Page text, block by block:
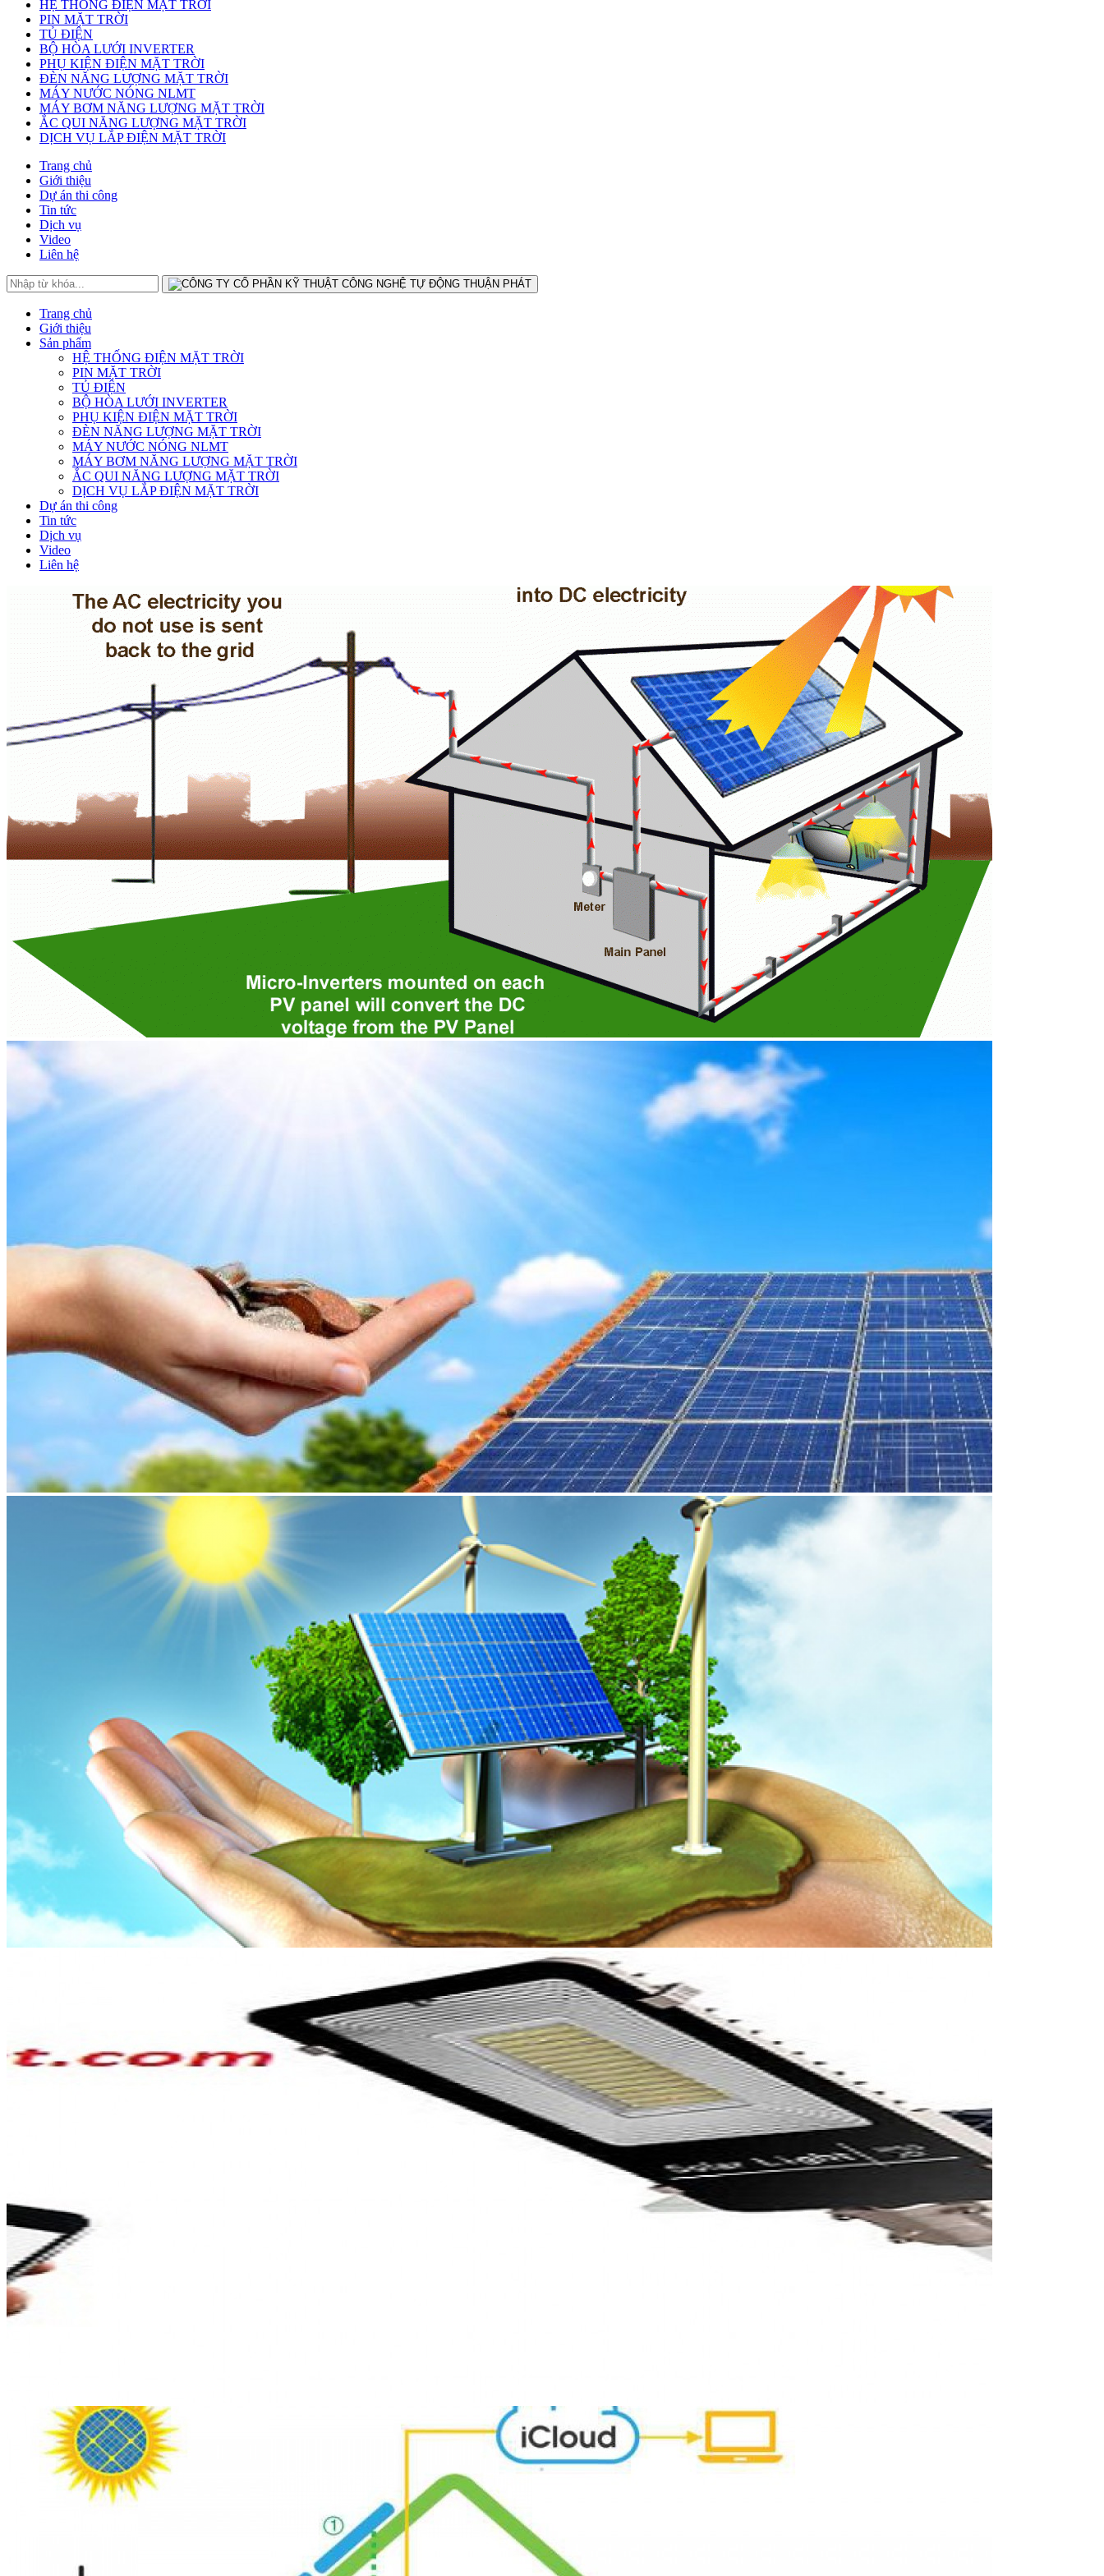
HỆ THỐNG ĐIỆN MẶT TRỜI
PIN MẶT TRỜI
TỦ ĐIỆN
BỘ HÒA LƯỚI INVERTER
PHỤ KIỆN ĐIỆN MẶT TRỜI
ĐÈN NĂNG LƯỢNG MẶT TRỜI
MÁY NƯỚC NÓNG NLMT
MÁY BƠM NĂNG LƯỢNG MẶT TRỜI
ẮC QUI NĂNG LƯỢNG MẶT TRỜI
DỊCH VỤ LẮP ĐIỆN MẶT TRỜI
Trang chủ
Giới thiệu
Dự án thi công
Tin tức
Dịch vụ
Video
Liên hệ
Trang chủ
Giới thiệu
Sản phẩm
HỆ THỐNG ĐIỆN MẶT TRỜI
PIN MẶT TRỜI
TỦ ĐIỆN
BỘ HÒA LƯỚI INVERTER
PHỤ KIỆN ĐIỆN MẶT TRỜI
ĐÈN NĂNG LƯỢNG MẶT TRỜI
MÁY NƯỚC NÓNG NLMT
MÁY BƠM NĂNG LƯỢNG MẶT TRỜI
ẮC QUI NĂNG LƯỢNG MẶT TRỜI
DỊCH VỤ LẮP ĐIỆN MẶT TRỜI
Dự án thi công
Tin tức
Dịch vụ
Video
Liên hệ